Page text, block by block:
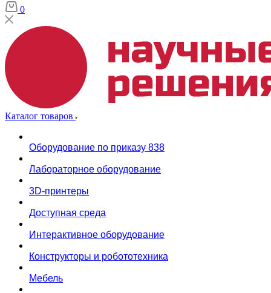
0
Каталог товаров
Оборудование по приказу 838
Лабораторное оборудование
3D-принтеры
Доступная среда
Интерактивное оборудование
Конструкторы и робототехника
Мебель